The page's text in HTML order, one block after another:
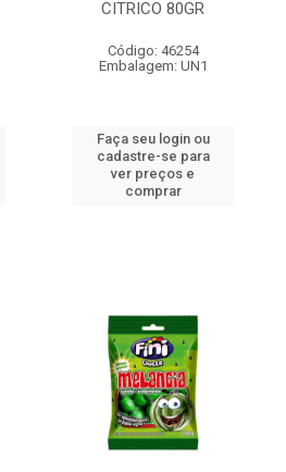
CITRICO 80GR
Código: 46254
Embalagem: UN1
Faça seu login ou
cadastre-se para
ver preços e
comprar